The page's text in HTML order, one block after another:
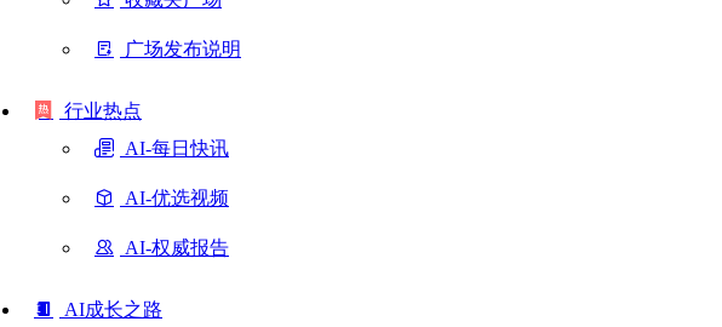
广场发布说明
行业热点
AI-每日快讯
AI-优选视频
AI-权威报告
AI成长之路